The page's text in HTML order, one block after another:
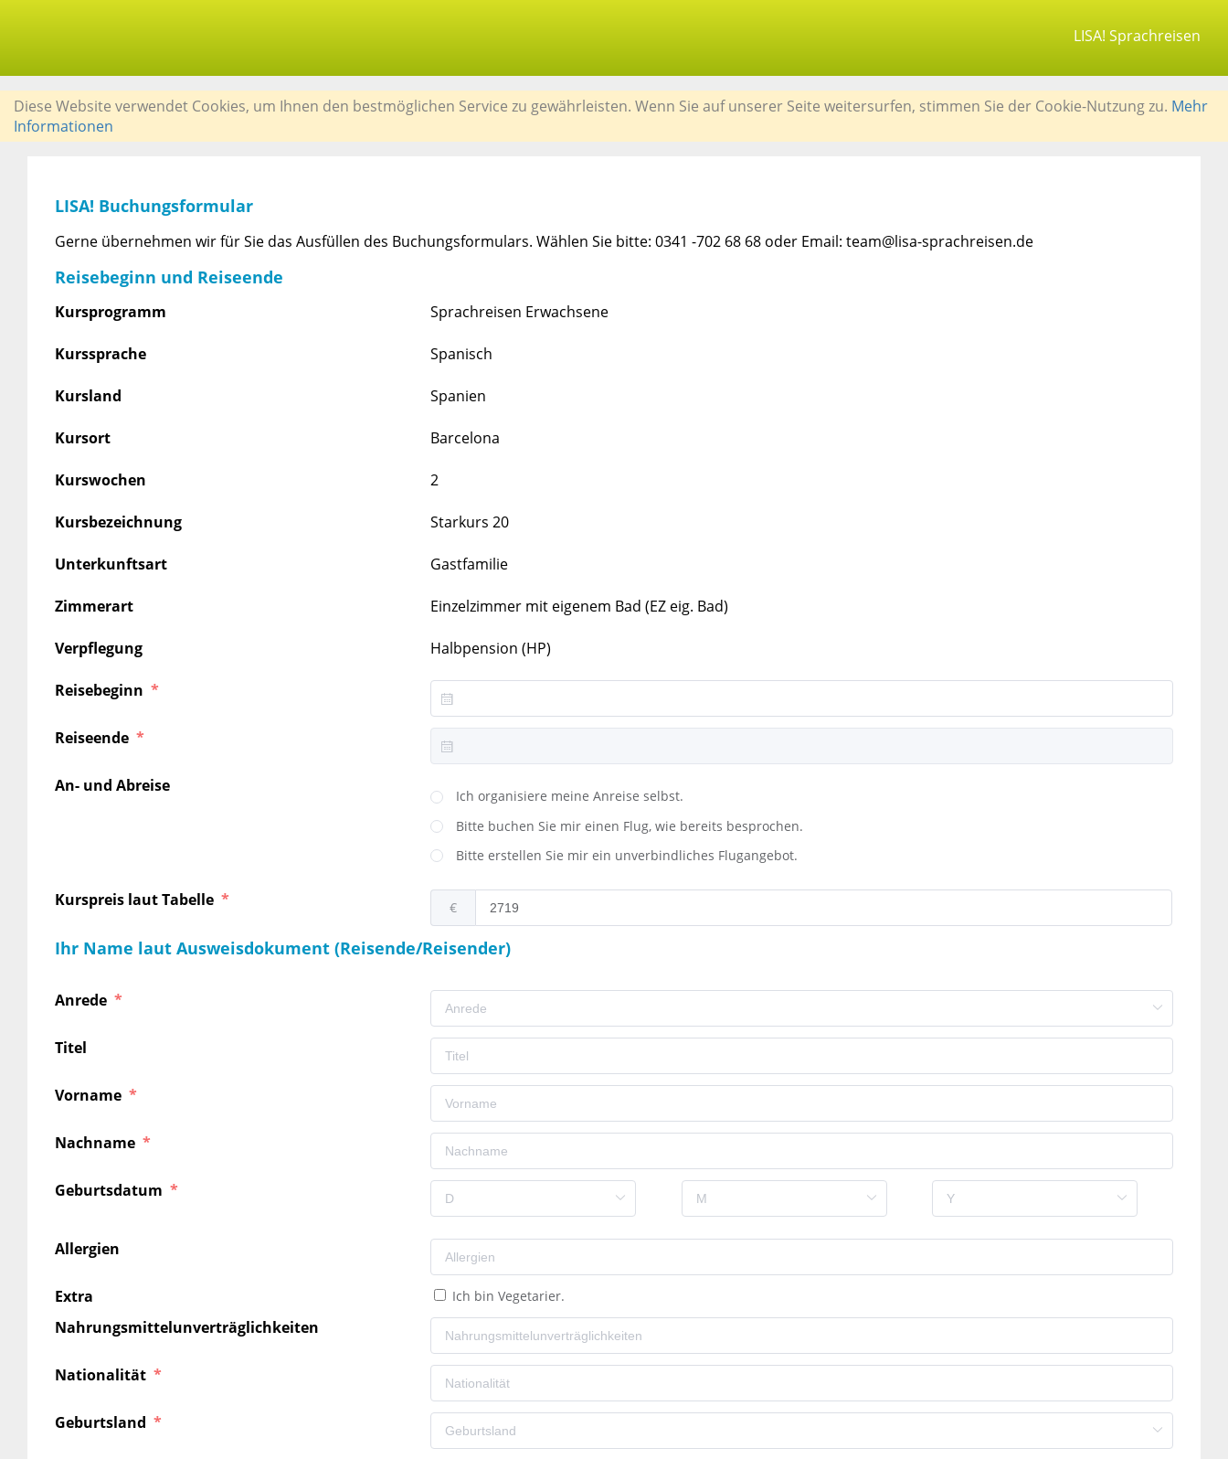
LISA! Sprachreisen
Diese Website verwendet Cookies, um Ihnen den bestmöglichen Service zu gewährleisten. Wenn Sie auf unserer Seite weitersurfen, stimmen Sie der Cookie-Nutzung zu. Mehr
Informationen
LISA! Buchungsformular
Gerne übernehmen wir für Sie das Ausfüllen des Buchungsformulars. Wählen Sie bitte: 0341 -702 68 68 oder Email: team@lisa-sprachreisen.de
Reisebeginn und Reiseende
Kursprogramm Sprachreisen Erwachsene
Kurssprache Spanisch
Kursland Spanien
Kursort Barcelona
Kurswochen 2
Kursbezeichnung Starkurs 20
Unterkunftsart Gastfamilie
Zimmerart Einzelzimmer mit eigenem Bad (EZ eig. Bad)
Verpflegung Halbpension (HP)
Reisebeginn
Reiseende
An- und Abreise
Ich organisiere meine Anreise selbst.
Bitte buchen Sie mir einen Flug, wie bereits besprochen.
Bitte erstellen Sie mir ein unverbindliches Flugangebot.
Kurspreis laut Tabelle €
Ihr Name laut Ausweisdokument (Reisende/Reisender)
Anrede
Titel
Vorname
Nachname
Geburtsdatum
Allergien
Extra Ich bin Vegetarier.
Nahrungsmittelunverträglichkeiten
Nationalität
Geburtsland